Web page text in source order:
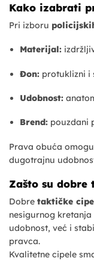
Kako izabrati
Pri izboru
Materijal:
Đon: protuklizni i
Udobnost:
Brend: pouzdani
Prava obuća
dugotrajnu
Zašto su dobre
Dobre taktičke
nesigurnog kretanja
udobnost, već i
pravca.
Kvalitetne cipele